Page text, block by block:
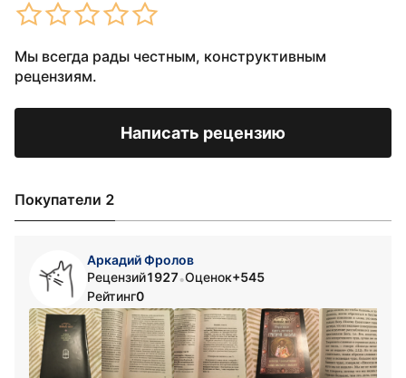
Мы всегда рады честным, конструктивным
рецензиям.
Написать рецензию
Покупатели 2
Аркадий Фролов
Рецензий1927•Оценок+545
Рейтинг0